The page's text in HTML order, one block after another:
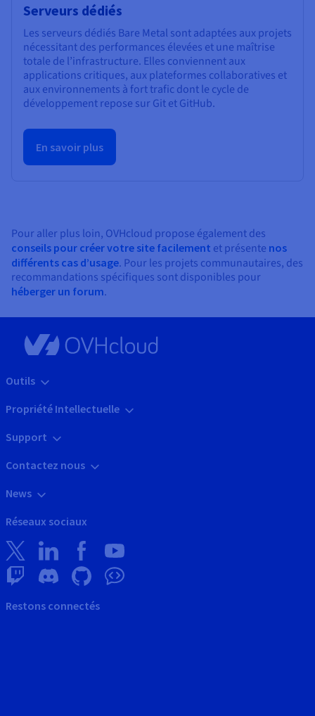
Serveurs dédiés
Les serveurs dédiés Bare Metal sont adaptées aux projets
nécessitant des performances élevées et une maîtrise
totale de l’infrastructure. Elles conviennent aux
applications critiques, aux plateformes collaboratives et
aux environnements à fort trafic dont le cycle de
développement repose sur Git et GitHub.
En savoir plus
Pour aller plus loin, OVHcloud propose également des
conseils pour créer votre site facilement et présente nos
différents cas d’usage. Pour les projets communautaires, des
recommandations spécifiques sont disponibles pour
héberger un forum.
Outils
Propriété Intellectuelle
Support
Contactez nous
News
Réseaux sociaux
Restons connectés